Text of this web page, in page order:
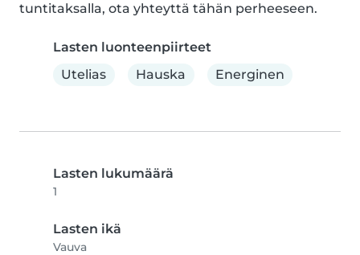
tuntitaksalla, ota yhteyttä tähän perheeseen.
Lasten luonteenpiirteet
Utelias
Hauska Energinen
Lasten lukumäärä
1
Lasten ikä
Vauva